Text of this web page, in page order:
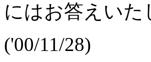
にはお答えいた
('00/11/28)